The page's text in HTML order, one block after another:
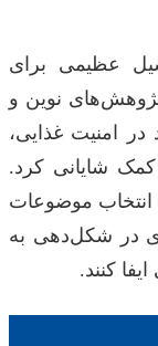
عظیمی برای
پژوهش‌های نوین و
امنیت غذایی،
شایانی کرد.
انتخاب موضوعات
در شکل‌دهی به
کنند.